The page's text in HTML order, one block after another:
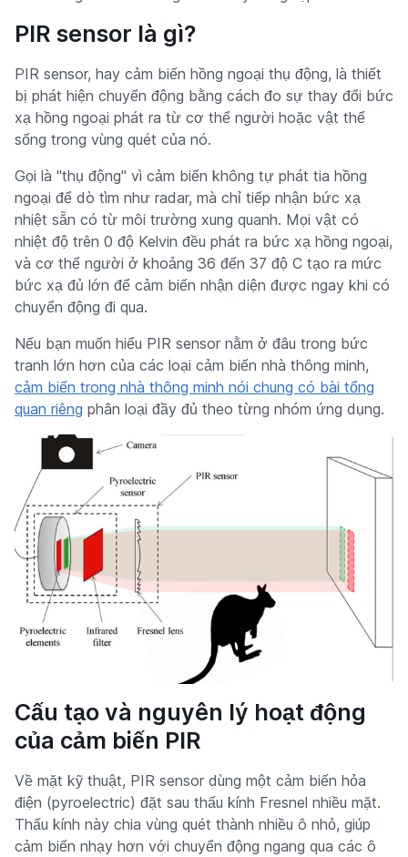
PIR sensor là gì?
PIR sensor, hay cảm biến hồng ngoại thụ động, là thiết
bị phát hiện chuyển động bằng cách đo sự thay đổi bức
xạ hồng ngoại phát ra từ cơ thể người hoặc vật thể
sống trong vùng quét của nó.
Gọi là "thụ động" vì cảm biến không tự phát tia hồng
ngoại để dò tìm như radar, mà chỉ tiếp nhận bức xạ
nhiệt sẵn có từ môi trường xung quanh. Mọi vật có
nhiệt độ trên 0 độ Kelvin đều phát ra bức xạ hồng ngoại,
và cơ thể người ở khoảng 36 đến 37 độ C tạo ra mức
bức xạ đủ lớn để cảm biến nhận diện được ngay khi có
chuyển động đi qua.
Nếu bạn muốn hiểu PIR sensor nằm ở đâu trong bức
tranh lớn hơn của các loại cảm biến nhà thông minh,
cảm biến trong nhà thông minh nói chung có bài tổng
quan riêng phân loại đầy đủ theo từng nhóm ứng dụng.
Cấu tạo và nguyên lý hoạt động
của cảm biến PIR
Về mặt kỹ thuật, PIR sensor dùng một cảm biến hỏa
điện (pyroelectric) đặt sau thấu kính Fresnel nhiều mặt.
Thấu kính này chia vùng quét thành nhiều ô nhỏ, giúp
cảm biến nhạy hơn với chuyển động ngang qua các ô